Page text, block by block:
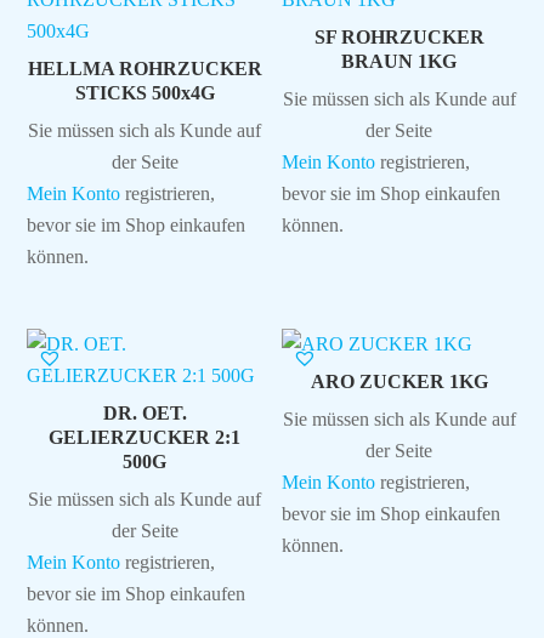
HELLMA ROHRZUCKER
STICKS 500x4G
Sie müssen sich als Kunde auf
der Seite
Mein Konto registrieren,
bevor sie im Shop einkaufen
können.
SF ROHRZUCKER
BRAUN 1KG
Sie müssen sich als Kunde auf
der Seite
Mein Konto registrieren,
bevor sie im Shop einkaufen
können.
DR. OET.
GELIERZUCKER 2:1
500G
Sie müssen sich als Kunde auf
der Seite
Mein Konto registrieren,
bevor sie im Shop einkaufen
können.
ARO ZUCKER 1KG
Sie müssen sich als Kunde auf
der Seite
Mein Konto registrieren,
bevor sie im Shop einkaufen
können.